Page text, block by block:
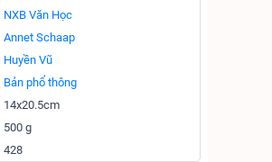
NXB Văn Học
Annet Schaap
Huyền Vũ
Bản phổ thông
14x20.5cm
500 g
428